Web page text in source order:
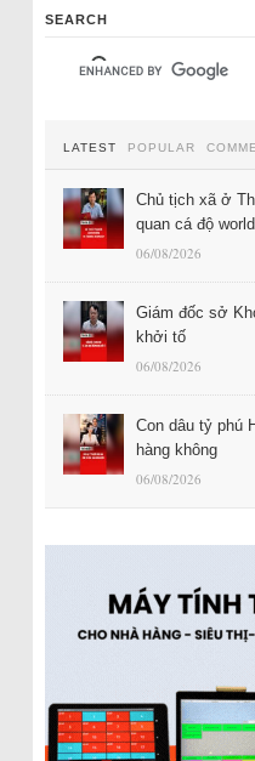
SEARCH
LATEST POPULAR
Chủ tịch xã ở
quan cá độ
06/08/2026
Giám đốc sở
khởi tố
06/08/2026
Con dâu tỷ phú
hàng không
06/08/2026